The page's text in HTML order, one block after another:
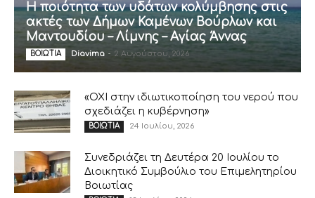
Η ποιότητα των υδάτων κολύμβησης στις
ακτές των Δήμων Καμένων Βούρλων και
Μαντουδίου – Λίμνης – Αγίας Άννας
ΒΟΙΩΤΙΑ Diavima - 2 Αυγούστου, 2026
«ΟΧΙ στην ιδιωτικοποίηση του νερού που
σχεδιάζει η κυβέρνηση»
ΒΟΙΩΤΙΑ 24 Ιουλίου, 2026
Συνεδριάζει τη Δευτέρα 20 Ιουλίου το
Διοικητικό Συμβούλιο του Επιμελητηρίου
Βοιωτίας